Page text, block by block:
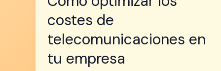
costes de
telecomunicaciones en
tu empresa